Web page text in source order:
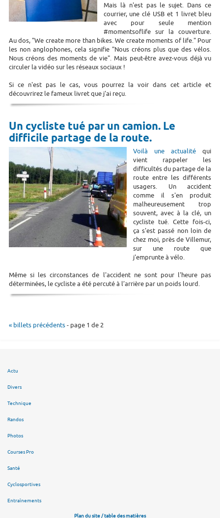
Mais là n'est pas le sujet. Dans ce
courrier, une clé USB et 1 livret bleu
avec pour seule mention
#momentsoflife sur la couverture.
Au dos, "We create more than bikes. We create moments of life." Pour
les non anglophones, cela signifie "Nous créons plus que des vélos.
Nous créons des moments de vie". Mais peut-être avez-vous déjà vu
circuler la vidéo sur les réseaux sociaux !
Si ce n'est pas le cas, vous pourrez la voir dans cet article et
découvrirez le fameux livret que j'ai reçu.
Un cycliste tué par un camion. Le
difficile partage de la route.
Voilà une actualité qui
vient rappeler les
difficultés du partage de la
route entre les différents
usagers. Un accident
comme il s'en produit
malheureusement trop
souvent, avec à la clé, un
cycliste tué. Cette fois-ci,
ça s'est passé non loin de
chez moi, près de Villemur,
sur une route que
j'emprunte à vélo.
Même si les circonstances de l'accident ne sont pour l'heure pas
déterminées, le cycliste a été percuté à l’arrière par un poids lourd.
« billets précédents- page 1 de 2
Actu
Divers
Technique
Randos
Photos
Courses Pro
Santé
Cyclosportives
Entraînements
Plan du site / table des matières